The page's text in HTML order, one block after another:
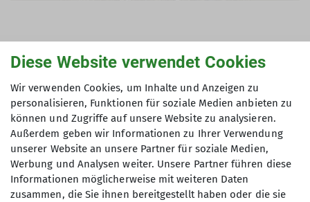
Lust auf mehr?
👉Hier findet ihr weitere Inhalte, aktuelle
Angebote & unser Programm
Diese Website verwendet Cookies
Wir verwenden Cookies, um Inhalte und Anzeigen zu
personalisieren, Funktionen für soziale Medien anbieten zu
können und Zugriffe auf unsere Website zu analysieren.
Außerdem geben wir Informationen zu Ihrer Verwendung
unserer Website an unsere Partner für soziale Medien,
Werbung und Analysen weiter. Unsere Partner führen diese
Informationen möglicherweise mit weiteren Daten
zusammen, die Sie ihnen bereitgestellt haben oder die sie